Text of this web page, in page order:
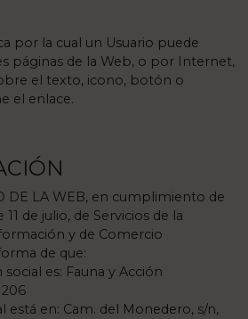
por la cual un Usuario puede
páginas de la Web, o por Internet,
el texto, icono, botón o
el enlace.
DE LA WEB, en cumplimiento de
11 de julio, de Servicios de la
y de Comercio
de que:
es: Fauna y Acción
está en: Cam. del Monedero, s/n,